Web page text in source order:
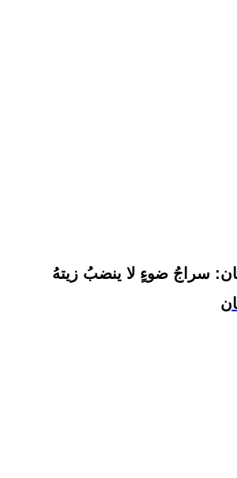
سراجُ ضوءٍ لا ينضبُ زيتهُ